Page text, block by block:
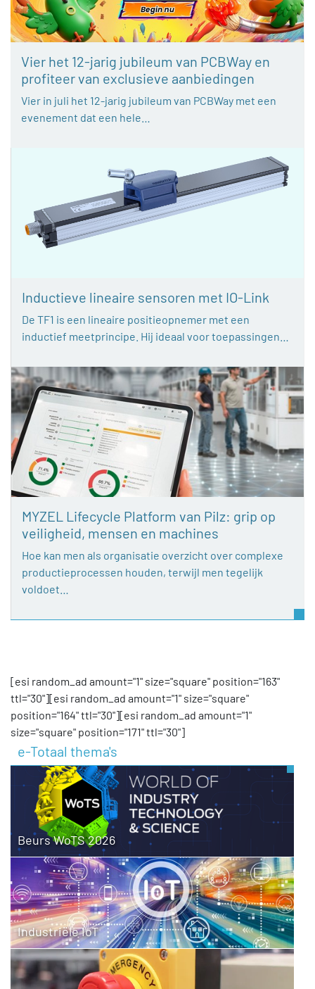
Vier het 12-jarig jubileum van PCBWay en
profiteer van exclusieve aanbiedingen
Vier in juli het 12-jarig jubileum van PCBWay met een
evenement dat een hele…
Inductieve lineaire sensoren met IO-Link
De TF1 is een lineaire positieopnemer met een
inductief meetprincipe. Hij ideaal voor toepassingen…
MYZEL Lifecycle Platform van Pilz: grip op
veiligheid, mensen en machines
Hoe kan men als organisatie overzicht over complexe
productieprocessen houden, terwijl men tegelijk
voldoet…
[esi random_ad amount="1" size="square" position="163"
ttl="30"][esi random_ad amount="1" size="square"
position="164" ttl="30"][esi random_ad amount="1"
size="square" position="171" ttl="30"]
e-Totaal thema's
Beurs WoTS 2026
Industriële IoT